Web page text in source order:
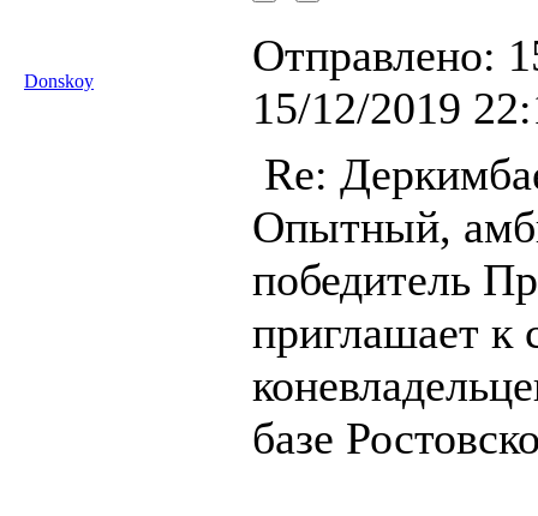
Donskoy
Отправлено:
15/12/2019
Re:
Опытный,
победитель
приглашает к
базе